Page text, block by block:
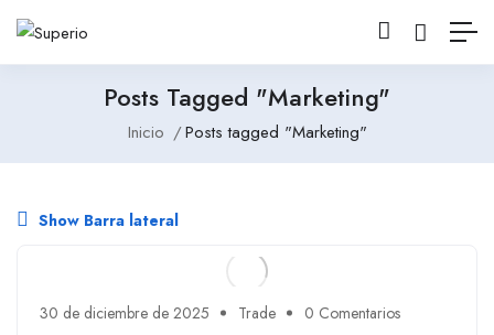
Posts Tagged "Marketing"
Inicio Posts tagged "Marketing"
Show Barra lateral
30 de diciembre de 2025 Trade 0 Comentarios